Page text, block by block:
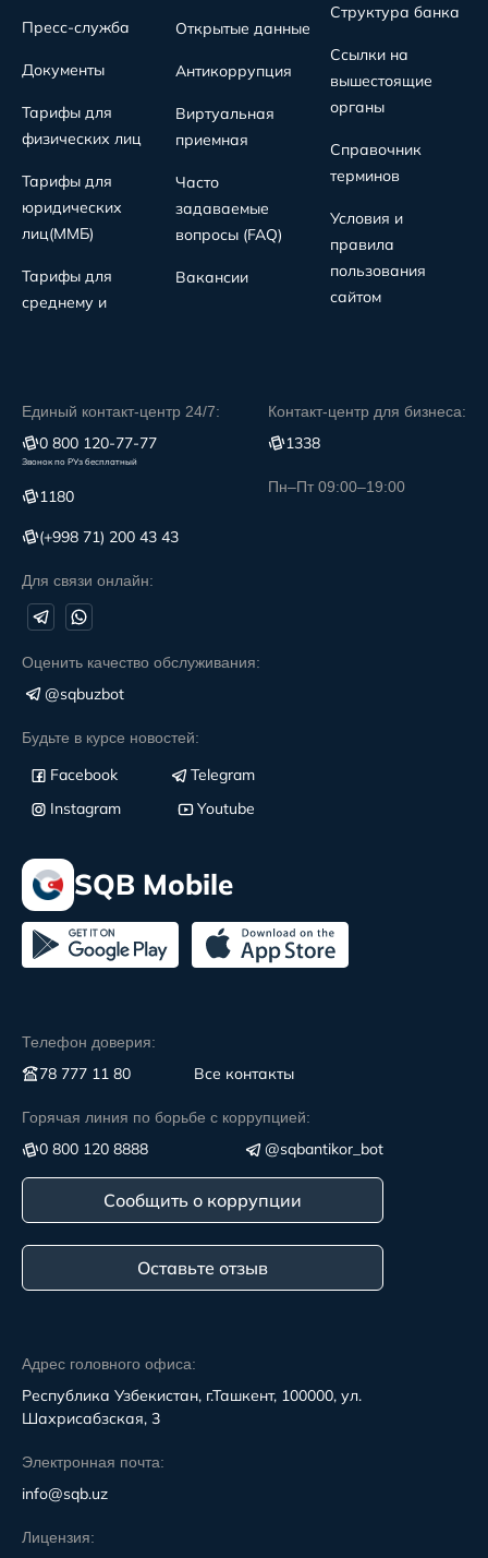
Адрес головного офиса:
Республика Узбекистан, г.Ташкент, 100000, ул.
Шахрисабзская, 3
Электронная почта:
info@sqb.uz
Лицензия:
Пресс-служба
Документы
Тарифы для
физических лиц
Тарифы для
юридических
лиц(MMБ)
Тарифы для
среднему и
Открытые данные
Антикоррупция
Виртуальная
приемная
Часто
задаваемые
вопросы (FAQ)
Вакансии
Структура банка
Ссылки на
вышестоящие
органы
Справочник
терминов
Условия и
правила
пользования
сайтом
Единый контакт-центр 24/7:
0 800 120-77-77
Звонок по РУз бесплатный
1180
(+998 71) 200 43 43
Для связи онлайн:
Контакт-центр для бизнеса:
1338
Пн–Пт 09:00–19:00
Оценить качество обслуживания:
@sqbuzbot
Будьте в курсе новостей:
Facebook
Telegram
Instagram
Youtube
SQB Mobile
Телефон доверия:
78 777 11 80 Все контакты
Горячая линия по борьбе с коррупцией:
0 800 120 8888 @sqbantikor_bot
Сообщить о коррупции
Оставьте отзыв